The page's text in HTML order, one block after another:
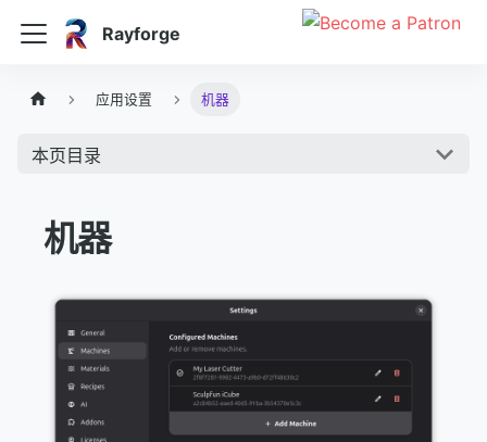
Rayforge
应用设置 机器
本页目录
机器